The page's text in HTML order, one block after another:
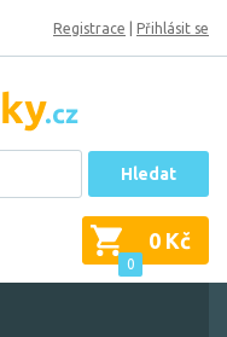
Registrace Přihlásit se
Hledat
0
0 Kč